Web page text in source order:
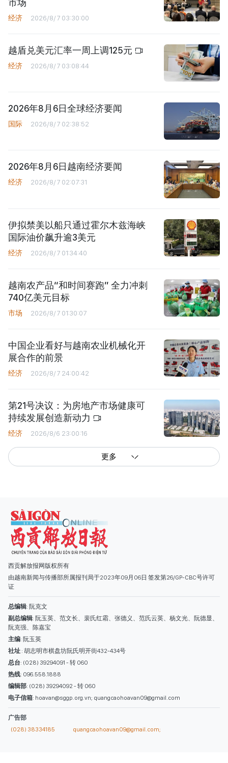
市场
经济 2026/8/7 03:30:00
越盾兑美元汇率一周上调125元
经济 2026/8/7 03:08:44
2026年8月6日全球经济要闻
国际 2026/8/7 02:38:52
2026年8月6日越南经济要闻
经济 2026/8/7 02:07:31
伊拟禁美以船只通过霍尔木兹海峡
国际油价飙升逾3美元
经济 2026/8/7 01:34:40
越南农产品“和时间赛跑” 全力冲刺
740亿美元目标
市场 2026/8/7 01:30:07
中国企业看好与越南农业机械化开
展合作的前景
经济 2026/8/7 24:00:42
第21号决议：为房地产市场健康可
持续发展创造新动力
经济 2026/8/6 23:00:16
更多
西贡解放报网版权所有
由越南新闻与传播部所属报刊局于2023年09月06日 签发第26/GP-CBC号许可
证
总编辑
副总编辑: 阮玉英、范文长、裴氏红霜、张德义、范氏云英、杨文光、阮德显、